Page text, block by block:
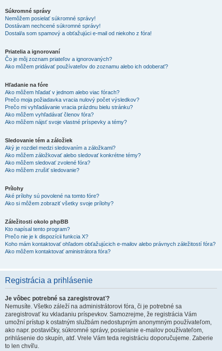
Súkromné správy
Nemôžem posielať súkromné správy!
Dostávam nechcené súkromné správy!
Dostal/a som spamový a obťažujúci e-mail od niekoho z fóra!
Priatelia a ignorovaní
Čo je môj zoznam priateľov a ignorovaných?
Ako môžem pridávať používateľov do zoznamu alebo ich odoberať?
Hľadanie na fóre
Ako môžem hľadať v jednom alebo viac fórach?
Prečo moja požiadavka vracia nulový počet výsledkov?
Prečo mi vyhľadávanie vracia prázdnu bielu stránku?
Ako môžem vyhľadávať členov fóra?
Ako môžem nájsť svoje vlastné príspevky a témy?
Sledovanie tém a záložiek
Aký je rozdiel medzi sledovaním a záložkami?
Ako môžem záložkovať alebo sledovať konkrétne témy?
Ako môžem sledovať zvolené fóra?
Ako môžem zrušiť sledovanie?
Prílohy
Aké prílohy sú povolené na tomto fóre?
Ako si môžem zobraziť všetky svoje prílohy?
Záležitosti okolo phpBB
Kto napísal tento program?
Prečo nie je k dispozícii funkcia X?
Koho mám kontaktovať ohľadom obťažujúcich e-mailov alebo právnych záležitostí fóra?
Ako môžem kontaktovať aministrátora fóra?
Registrácia a prihlásenie
Je vôbec potrebné sa zaregistrovať?
Nemusíte. Všetko záleží na administrátorovi fóra, či je potrebné sa
zaregistrovať ku vkladaniu príspevkov. Samozrejme, že registrácia Vám
umožní prístup k ostatným službám nedostupným anonymným používateľom,
ako napr. postavičky, súkromné správy, posielanie e-mailov používateľom,
prihlásenie do skupín, atď. Vrele Vám teda registráciu doporučujeme. Zaberie
to len chvíľu.